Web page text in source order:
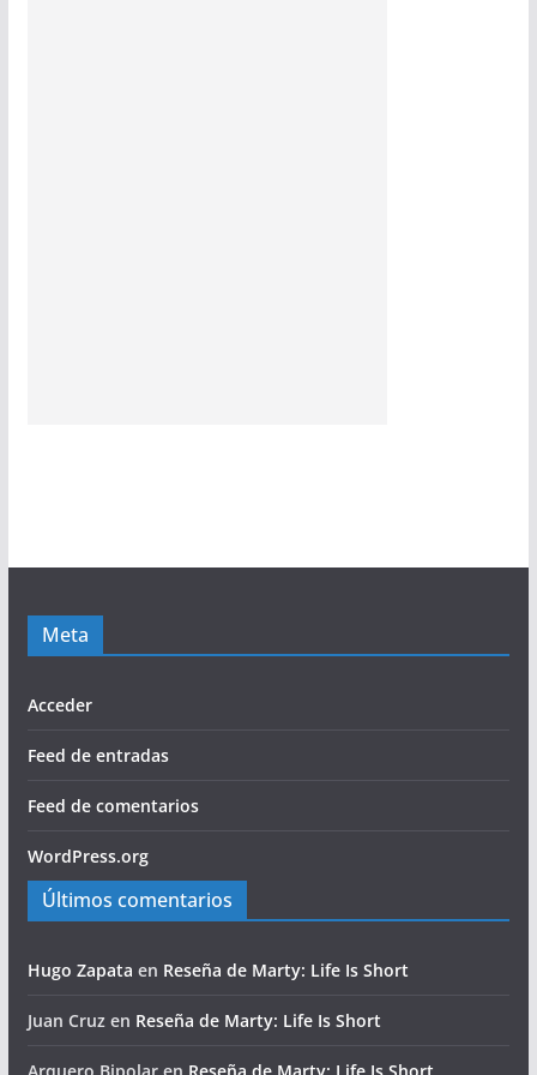
Meta
Acceder
Feed de entradas
Feed de comentarios
WordPress.org
Últimos comentarios
Hugo Zapata en Reseña de Marty: Life Is Short
Juan Cruzen Reseña de Marty: Life Is Short